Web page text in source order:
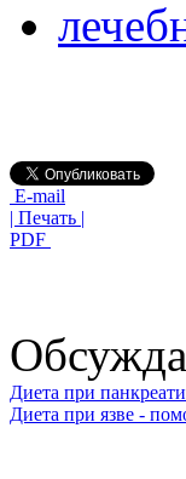
E-mail
| Печать |
PDF
Диета при
Диета при язве -